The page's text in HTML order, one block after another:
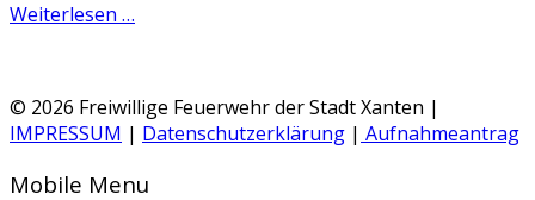
Weiterlesen …
© 2026 Freiwillige Feuerwehr der Stadt Xanten |
IMPRESSUM | Datenschutzerklärung | Aufnahmeantrag
Mobile Menu